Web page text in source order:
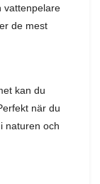
vattenpelare
de mest
kan du
när du
naturen och